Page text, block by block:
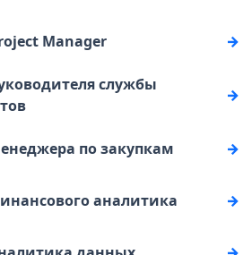
Manager
службы
по закупкам
аналитика